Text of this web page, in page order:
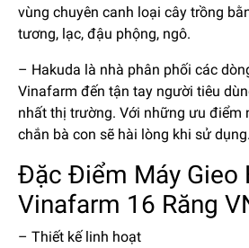
vùng chuyên canh loại cây trồng
tương, lạc, đậu phộng, ngô.
– Hakuda là nhà phân phối các
Vinafarm đến tận tay người tiêu
nhất thị trường. Với những ưu điểm
chắn bà con sẽ hài lòng khi sử dụng.
Đặc Điểm Máy Gieo
Vinafarm 16 Răng
– Thiết kế linh hoạt